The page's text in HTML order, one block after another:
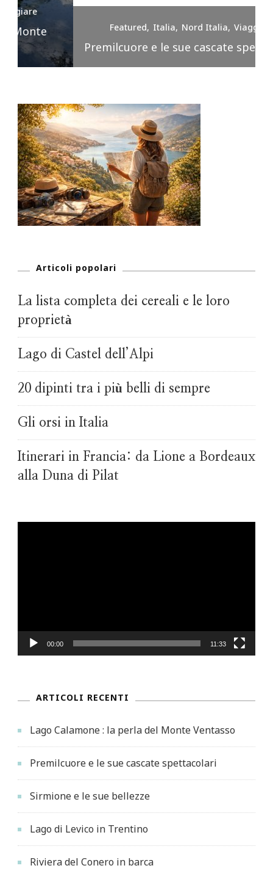
Italia Nord Italia Viaggiare
Premilcuore e le sue cascate spettacolari
Articoli popolari
La lista completa dei cereali e le loro
proprietà
Lago di Castel dell’Alpi
20 dipinti tra i più belli di sempre
Gli orsi in Italia
Itinerari in Francia: da Lione a Bordeaux
alla Duna di Pilat
00:00 11:33
ARTICOLI RECENTI
Lago Calamone : la perla del Monte Ventasso
Premilcuore e le sue cascate spettacolari
Sirmione e le sue bellezze
Lago di Levico in Trentino
Riviera del Conero in barca